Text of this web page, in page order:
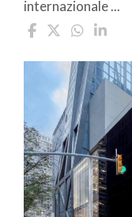
internazionale ...